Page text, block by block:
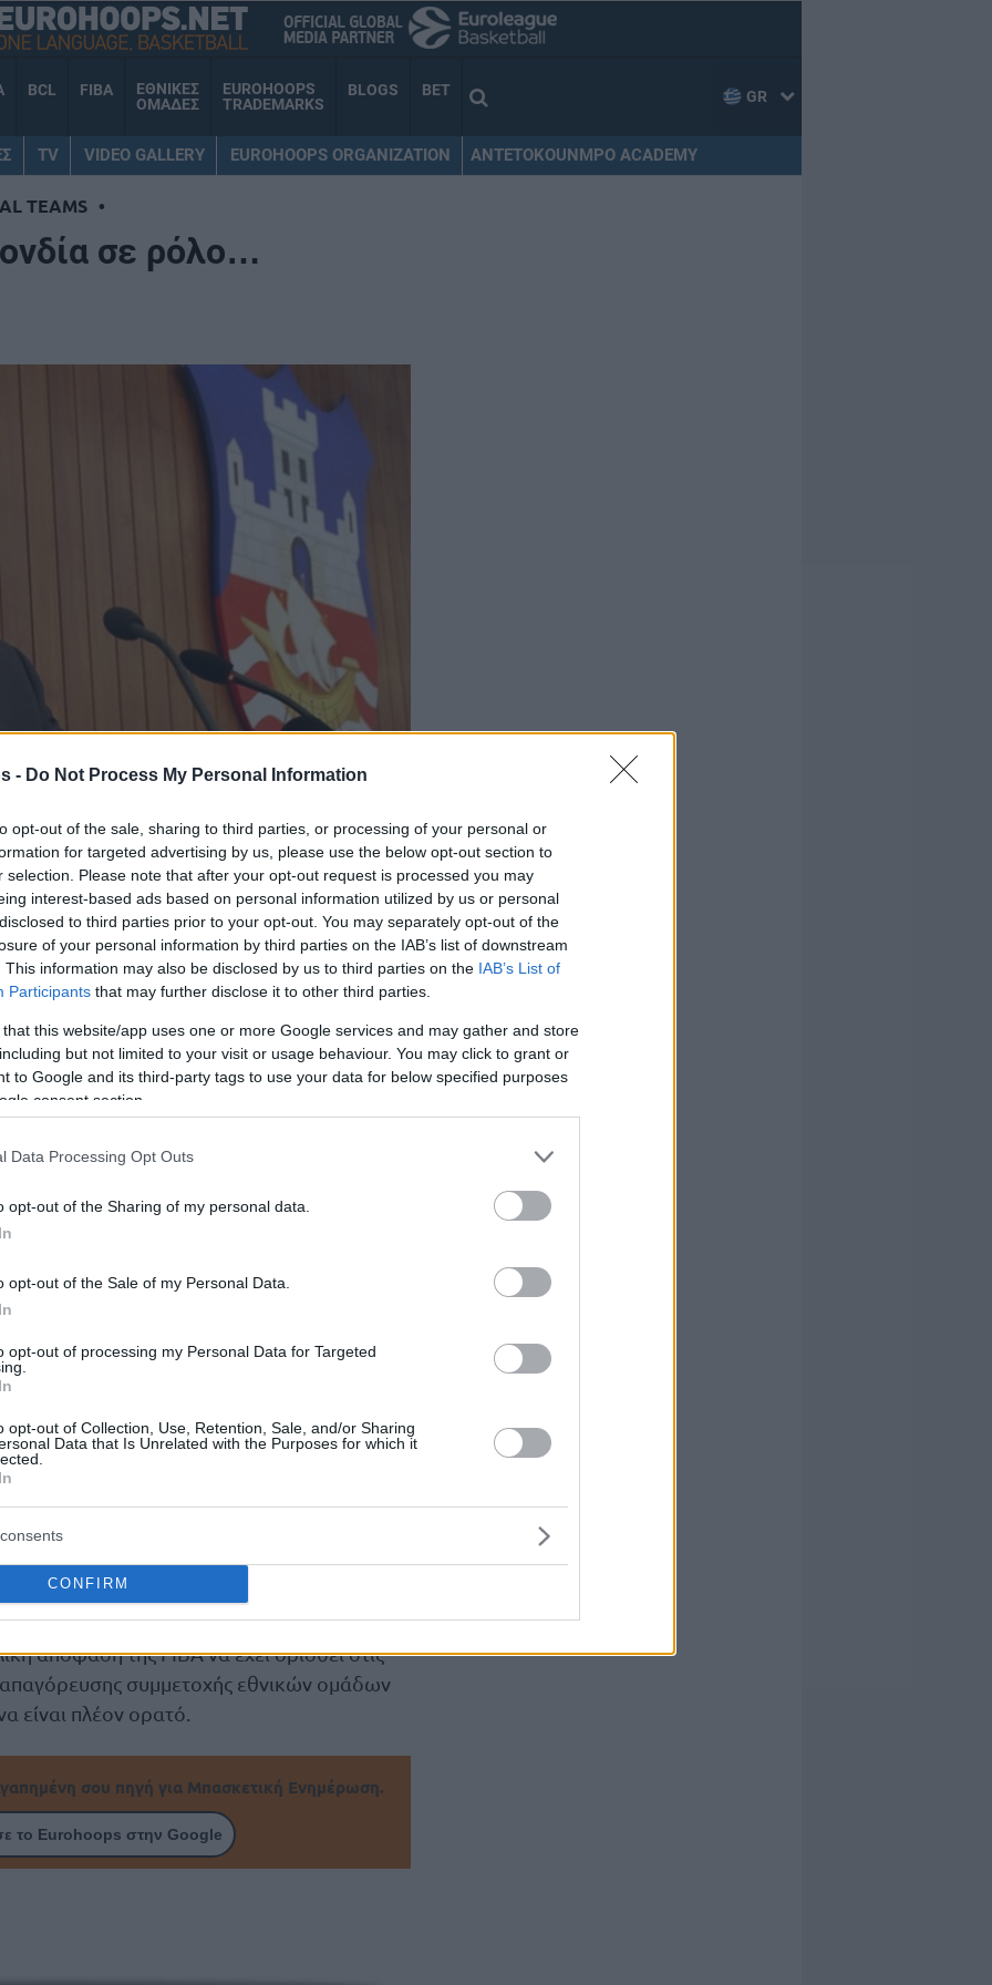
- Do Not Process My Personal Information
opt-out of the sale, sharing to third parties, or processing of your personal or
for targeted advertising by us, please use the below opt-out section to
selection. Please note that after your opt-out request is processed you may
interest-based ads based on personal information utilized by us or personal
to third parties prior to your opt-out. You may separately opt-out of the
of your personal information by third parties on the IAB’s list of downstream
This information may also be disclosed by us to third parties on the IAB’s List of
Participants that may further disclose it to other third parties.
that this website/app uses one or more Google services and may gather and store
but not limited to your visit or usage behaviour. You may click to grant or
to Google and its third-party tags to use your data for below specified purposes
consent section.
Data Processing Opt Outs
opt-out of the Sharing of my personal data.
opt-out of the Sale of my Personal Data.
opt-out of processing my Personal Data for Targeted
opt-out of Collection, Use, Retention, Sale, and/or Sharing
Data that Is Unrelated with the Purposes for which it
CONFIRM
BCL FIBA
ΕΘΝΙΚΕΣ
ΟΜΑΔΕΣ
EUROHOOPS
TRADEMARKS
BLOGS BET GR
TV VIDEO GALLERY EUROHOOPS ORGANIZATION ANTETOKOUNMPO ACADEMY
TEAMS •
σε ρόλο…
σου πηγή για Μπασκετική Ενημέρωση.
το Eurohoops στην Google
επιστολές σε Ευρωλίγκα και FIBA
με το χάσμα απόψεων που υπάρχει
πλευρών.
Της Eurohoops team/
info@eurohoops.net
Η σερβική ομοσπονδία μπάσκετ
FIBA με σκοπό να βρεθεί μια λύση
δύο πλευρών.
Αυτή την στιγμή η σερβική εθνική
του 2017 και η ομοσπονδία της
το… κακό. Ο πρόεδρος, λοιπόν,
στις δύο εμπλεκόμενες πλευρές ζητά να
πως το Ευρωμπάσκετ χωρίς την συμμετοχή
ενώ προτείνει ένα είδος
σε τάξη διοργάνωση της Ευρωλίγκας
της FIBA (Τσάμπιονς Λιγκ).
αν αυτή η προσπάθεια θα έχει κάποια
απόφαση της FIBA να έχει ορισθεί στις
απαγόρευσης συμμετοχής εθνικών ομάδων
είναι πλέον ορατό.
σου πηγή για Μπασκετική Ενημέρωση.
το Eurohoops στην Google